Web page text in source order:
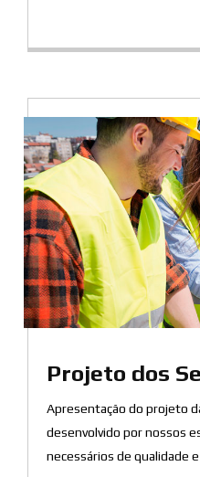
Projeto dos
Apresentação do projeto
desenvolvido por nossos
necessários de qualidade